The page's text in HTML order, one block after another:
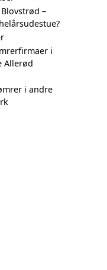
–
i
Allerød
i andre